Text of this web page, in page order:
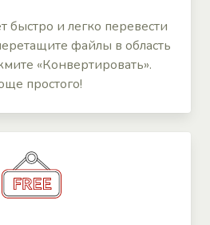
быстро и легко перевести
файлы в область
«Конвертировать».
простого!